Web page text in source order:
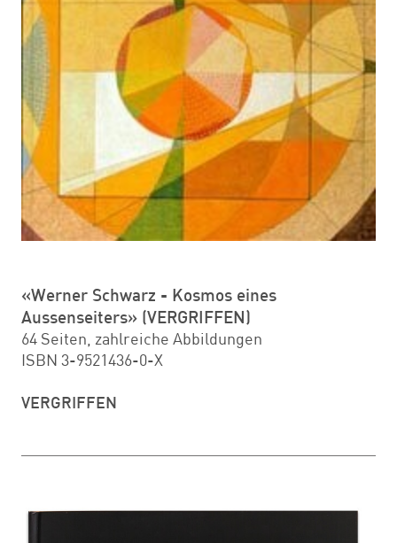
«Werner Schwarz - Kosmos eines
Aussenseiters» (VERGRIFFEN)
64 Seiten, zahlreiche Abbildungen
ISBN 3-9521436-0-X
VERGRIFFEN